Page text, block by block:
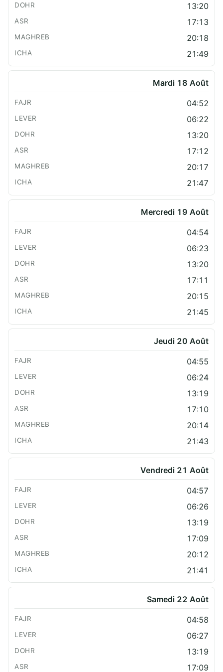
13:20
17:13
20:18
21:49
Mardi 18 Août
04:52
06:22
13:20
17:12
20:17
21:47
Mercredi 19 Août
04:54
06:23
13:20
17:11
20:15
21:45
Jeudi 20 Août
04:55
06:24
13:19
17:10
20:14
21:43
Vendredi 21 Août
04:57
06:26
13:19
17:09
20:12
21:41
Samedi 22 Août
04:58
06:27
13:19
17:09